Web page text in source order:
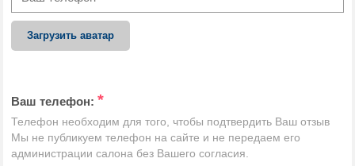
Загрузить аватар
Ваш телефон: *
Телефон необходим для того, чтобы подтвердить Ваш отзыв
Мы не публикуем телефон на сайте и не передаем его
администрации салона без Вашего согласия.